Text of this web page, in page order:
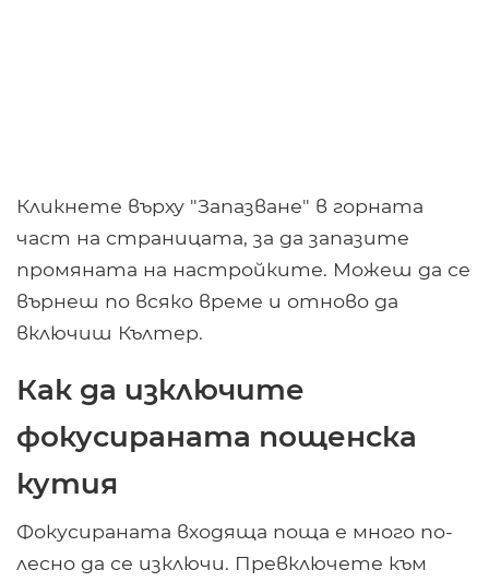
Кликнете върху "Запазване" в горната
част на страницата, за да запазите
промяната на настройките. Можеш да се
върнеш по всяко време и отново да
включиш Кълтер.
Как да изключите
фокусираната пощенска
кутия
Фокусираната входяща поща е много по-
лесно да се изключи. Превключете към